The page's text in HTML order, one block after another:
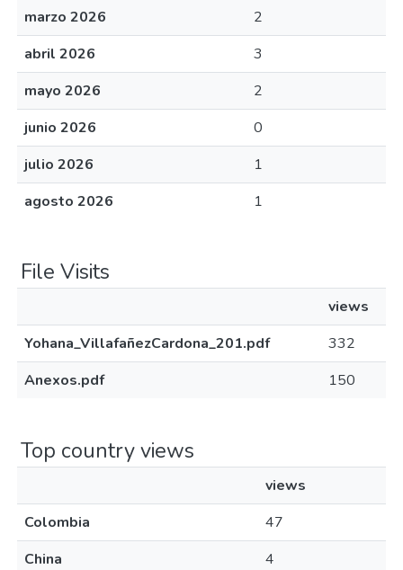
marzo 2026
2
abril 2026
3
mayo 2026
2
junio 2026
0
julio 2026
1
agosto 2026
1
File Visits
views
Yohana_VillafañezCardona_201.pdf
332
Anexos.pdf
150
Top country views
views
Colombia
47
China
4